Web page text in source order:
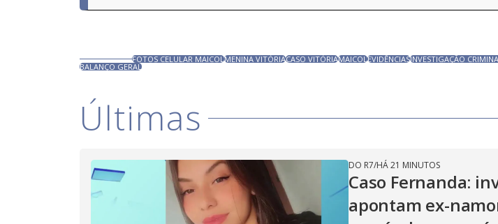
FOTOS CELULAR MAICOLMENINA VITÓRIACASO VITÓRIAMAICOLEVIDÊNCIASINVESTIGAÇÃO
BALANÇO GERAL
Últimas
DO R7/HÁ 21 MINUTOS
Caso Fernanda:
apontam ex-